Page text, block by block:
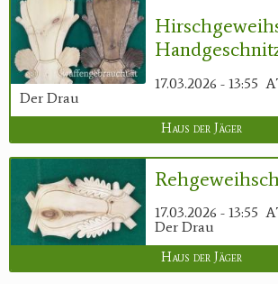
17.03.2026 - 13:55
Der Drau
Haus der Jäger
17.03.2026 - 13:55
Der Drau
Haus der Jäger